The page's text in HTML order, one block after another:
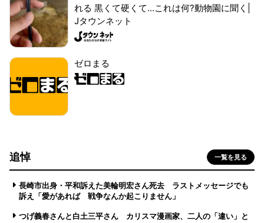
れる 黒くて硬くて...これは何?動物園に聞く|
Jタウンネット
ゼロまる
追悼 一覧を見る
長崎市出身・平和訴えた美輪明宏さん死去 ラストメッセージでも
訴え「愛があれば 戦争なんか起こりません」
つげ義春さんと白土三平さん カリスマ漫画家、二人の「違い」と